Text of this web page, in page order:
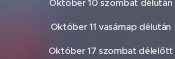
Október 10 szombat délután
Október 11 vasárnap délután
Október 17 szombat délelőtt